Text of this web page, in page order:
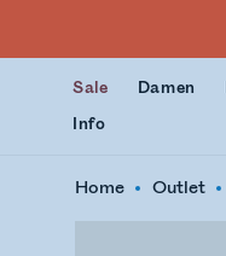
Sale Damen
Info
Home Outlet